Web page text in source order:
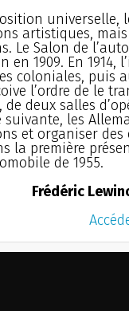
universelle,
artistiques,
Le Salon de
en 1909. En 1914,
coloniales, puis
l’ordre de le
deux salles
les
et organiser des
la première
de 1955.
Frédéric